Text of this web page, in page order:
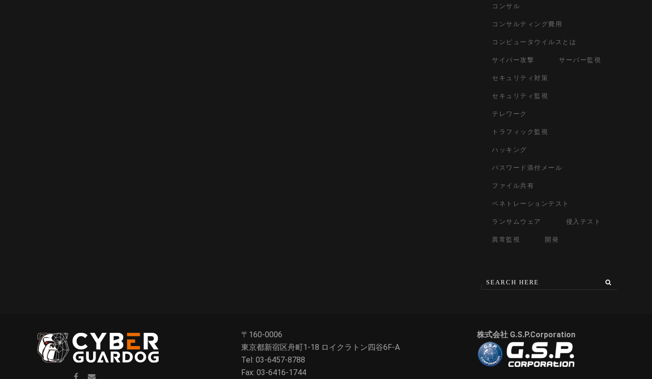
コンサル
コンサルティング費用
コンピュータウイルスとは
サイバー攻撃 サーバー監視
セキュリティ対策
セキュリティ監視
テレワーク
トラフィック監視
ハッキング
パスワード添付メール
ファイル共有
ペネトレーションテスト
ランサムウェア 侵入テスト
異常監視 開発
〒160-0006
東京都新宿区舟町1-18 ロイクラトン四谷6F-A
Tel: 03-6457-8788
Fax: 03-6416-1744
株式会社 G.S.P.Corporation